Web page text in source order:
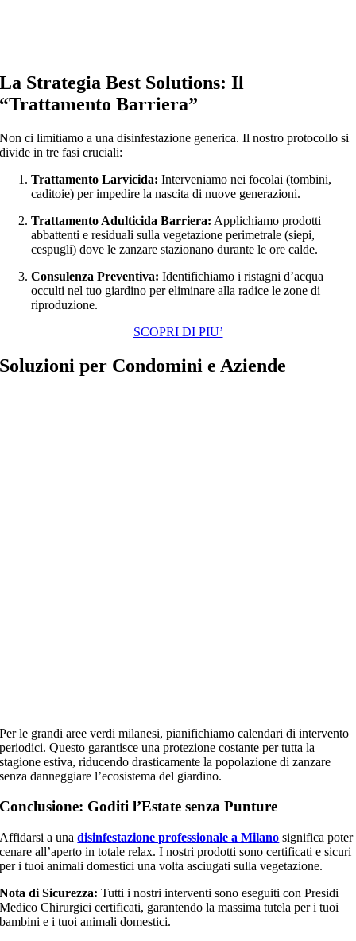
La Strategia Best Solutions: Il
“Trattamento Barriera”
Non ci limitiamo a una disinfestazione generica. Il nostro protocollo si
divide in tre fasi cruciali:
Trattamento Larvicida: Interveniamo nei focolai (tombini,
caditoie) per impedire la nascita di nuove generazioni.
Trattamento Adulticida Barriera: Applichiamo prodotti
abbattenti e residuali sulla vegetazione perimetrale (siepi,
cespugli) dove le zanzare stazionano durante le ore calde.
Consulenza Preventiva: Identifichiamo i ristagni d’acqua
occulti nel tuo giardino per eliminare alla radice le zone di
riproduzione.
SCOPRI DI PIU’
Soluzioni per Condomini e Aziende
Per le grandi aree verdi milanesi, pianifichiamo calendari di intervento
periodici. Questo garantisce una protezione costante per tutta la
stagione estiva, riducendo drasticamente la popolazione di zanzare
senza danneggiare l’ecosistema del giardino.
Conclusione: Goditi l’Estate senza Punture
Affidarsi a unadisinfestazione professionale a Milano significa poter
cenare all’aperto in totale relax. I nostri prodotti sono certificati e sicuri
per i tuoi animali domestici una volta asciugati sulla vegetazione.
Nota di Sicurezza: Tutti i nostri interventi sono eseguiti con Presidi
Medico Chirurgici certificati, garantendo la massima tutela per i tuoi
bambini e i tuoi animali domestici.